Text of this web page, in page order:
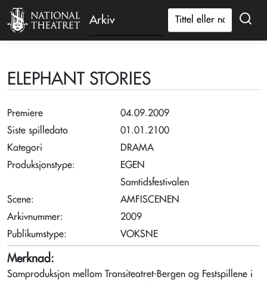
Arkiv
ELEPHANT STORIES
Premiere
04.09.2009
Siste spilledato
01.01.2100
Kategori
DRAMA
Produksjonstype:
EGEN
Samtidsfestivalen
Scene:
AMFISCENEN
Arkivnummer:
2009
Publikumstype:
VOKSNE
Merknad:
Samproduksjon mellom Transiteatret-Bergen og Festspillene i